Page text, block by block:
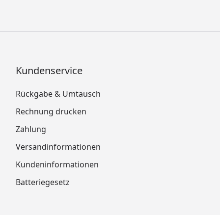
Kundenservice
Rückgabe & Umtausch
Rechnung drucken
Zahlung
Versandinformationen
Kundeninformationen
Batteriegesetz